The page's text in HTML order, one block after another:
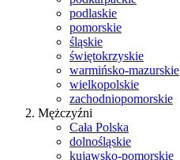
podlaskie
pomorskie
śląskie
świętokrzyskie
warmińsko-mazurskie
wielkopolskie
zachodniopomorskie
Mężczyźni
Cała Polska
dolnośląskie
kujawsko-pomorskie